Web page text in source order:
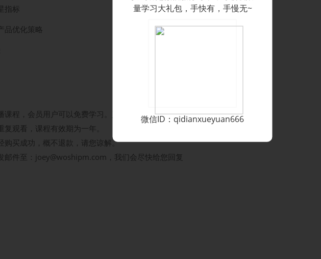
指标
品优化策略
程，会员用户可以免费学习。
了解更多会员特权
观看，课程有效期为一年。
购买成功，概不退款，请您谅解。
邮件至：joey@woshipm.com，我们会尽快给您回复
量学习大礼包，手快有，手慢无~
微信ID：qidianxueyuan666